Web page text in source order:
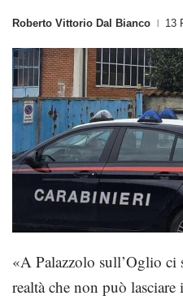
Roberto Vittorio Dal Bianco 13
«A Palazzolo sull’Oglio ci
realtà che non può